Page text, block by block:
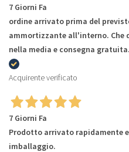
7 Giorni Fa
ordine arrivato prima del
ammortizzante all'interno. Che
nella media e consegna gratuita.
Acquirente verificato
7 Giorni Fa
Prodotto arrivato rapidamente
imballaggio.